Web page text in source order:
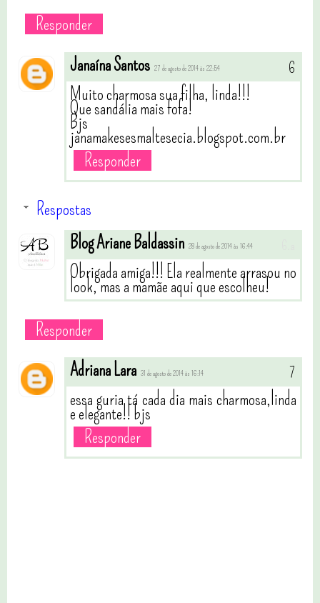
Responder
Janaína Santos 27 de agosto de 2014 às 22:54
Muito charmosa sua filha, linda!!!
Que sandália mais fofa!
Bjs
janamakesesmaltesecia.blogspot.com.br
Responder
Respostas
Blog Ariane Baldassin 28 de agosto de 2014 às 16:44
Obrigada amiga!!! Ela realmente arrasou no
look, mas a mamãe aqui que escolheu!
Responder
Adriana Lara 31 de agosto de 2014 às 16:14
essa guria tá cada dia mais charmosa,linda
e elegante!! bjs
Responder